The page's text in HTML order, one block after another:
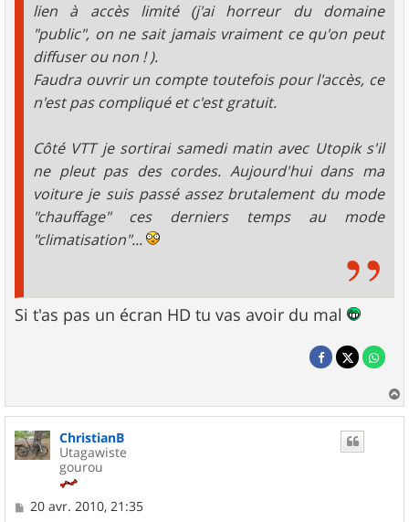
lien à accès limité (j'ai horreur du domaine
"public", on ne sait jamais vraiment ce qu'on peut
diffuser ou non ! ).
Faudra ouvrir un compte toutefois pour l'accès, ce
n'est pas compliqué et c'est gratuit.
Côté VTT je sortirai samedi matin avec Utopik s'il
ne pleut pas des cordes. Aujourd'hui dans ma
voiture je suis passé assez brutalement du mode
"chauffage" ces derniers temps au mode
"climatisation"...
Si t'as pas un écran HD tu vas avoir du mal
a
ChristianB
Utagawiste
gourou
M
20 avr. 2010, 21:35